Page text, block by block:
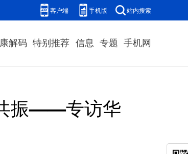
客户端 手机版 站内搜索
解码 特别推荐 信息 专题 手机网
振——专访华